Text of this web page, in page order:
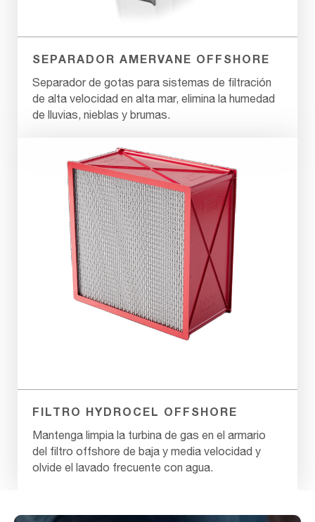
SEPARADOR AMERVANE OFFSHORE
Separador de gotas para sistemas de filtración
de alta velocidad en alta mar, elimina la humedad
de lluvias, nieblas y brumas.
FILTRO HYDROCEL OFFSHORE
Mantenga limpia la turbina de gas en el armario
del filtro offshore de baja y media velocidad y
olvide el lavado frecuente con agua.